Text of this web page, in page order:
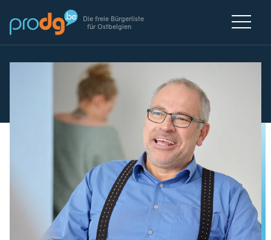
Die freie Bürgerliste
für Ostbelgien